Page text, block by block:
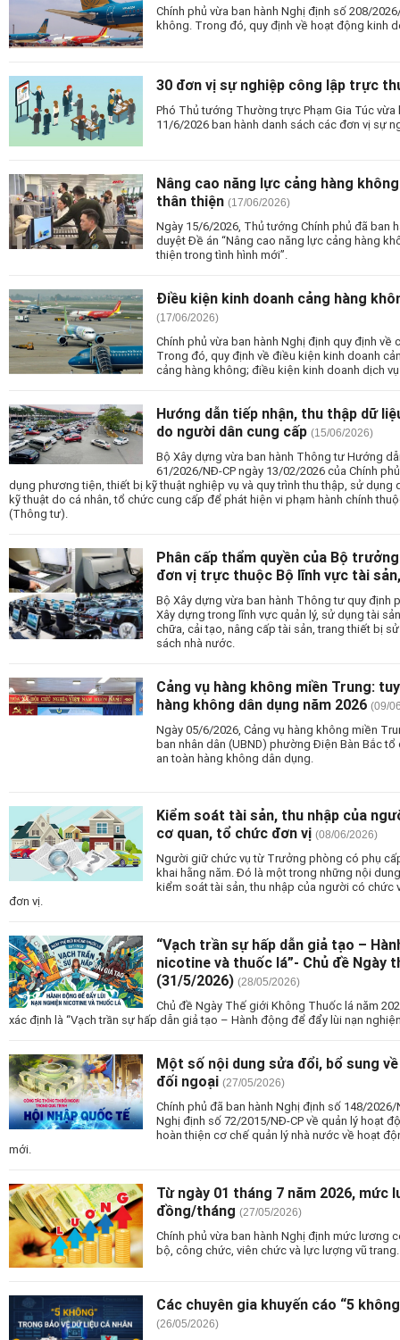
Chính phủ vừa ban hành Nghị định số 208/
không. Trong đó, quy định về hoạt động kinh
30 đơn vị sự nghiệp công lập trực
Phó Thủ tướng Thường trực Phạm Gia Túc
11/6/2026 ban hành danh sách các đơn vị sự
Nâng cao năng lực cảng hàng
thân thiện (17/06/2026)
Ngày 15/6/2026, Thủ tướng Chính phủ đã ban
duyệt Đề án “Nâng cao năng lực cảng hàng
thiện trong tình hình mới”.
Điều kiện kinh doanh cảng hàng
(17/06/2026)
Chính phủ vừa ban hành Nghị định quy định về
Trong đó, quy định về điều kiện kinh doanh
cảng hàng không; điều kiện kinh doanh dịch
Hướng dẫn tiếp nhận, thu thập dữ
do người dân cung cấp (15/06/2026)
Bộ Xây dựng vừa ban hành Thông tư Hướng
61/2026/NĐ-CP ngày 13/02/2026 của Chính
dụng phương tiện, thiết bị kỹ thuật nghiệp vụ và quy trình thu thập, sử
kỹ thuật do cá nhân, tổ chức cung cấp để phát hiện vi phạm hành chính
(Thông tư).
Phân cấp thẩm quyền của Bộ
đơn vị trực thuộc Bộ lĩnh vực tài
Bộ Xây dựng vừa ban hành Thông tư quy định
Xây dựng trong lĩnh vực quản lý, sử dụng tài
chữa, cải tạo, nâng cấp tài sản, trang thiết bị
sách nhà nước.
Cảng vụ hàng không miền Trung:
hàng không dân dụng năm 2026 (09/
Ngày 05/6/2026, Cảng vụ hàng không miền
ban nhân dân (UBND) phường Điện Bàn Bắc
an toàn hàng không dân dụng.
Kiểm soát tài sản, thu nhập của
cơ quan, tổ chức đơn vị (08/06/2026)
Người giữ chức vụ từ Trưởng phòng có phụ
khai hằng năm. Đó là một trong những nội
kiểm soát tài sản, thu nhập của người có chức
đơn vị.
“Vạch trần sự hấp dẫn giả tạo –
nicotine và thuốc lá”- Chủ đề Ngày
(31/5/2026) (28/05/2026)
Chủ đề Ngày Thế giới Không Thuốc lá năm
xác định là “Vạch trần sự hấp dẫn giả tạo – Hành động để đẩy lùi nạn
Một số nội dung sửa đổi, bổ sung
đối ngoại (27/05/2026)
Chính phủ đã ban hành Nghị định số 148/
Nghị định số 72/2015/NĐ-CP về quản lý hoạt
hoàn thiện cơ chế quản lý nhà nước về hoạt
mới.
Từ ngày 01 tháng 7 năm 2026, mức
đồng/tháng (27/05/2026)
Chính phủ vừa ban hành Nghị định mức lương
bộ, công chức, viên chức và lực lượng vũ trang.
Các chuyên gia khuyến cáo “5
(26/05/2026)